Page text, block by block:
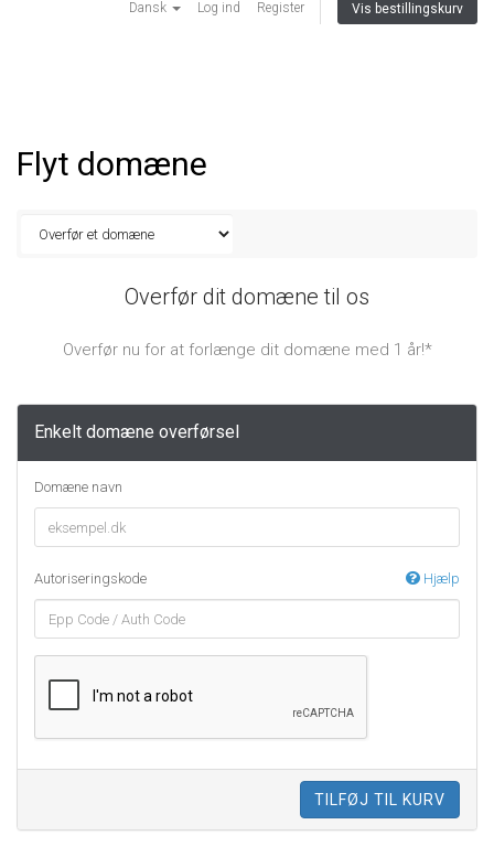
Dansk Log ind Register Vis bestillingskurv
Flyt domæne
Overfør dit domæne til os
Overfør nu for at forlænge dit domæne med 1 år!*
Enkelt domæne overførsel
Domæne navn
Autoriseringskode Hjælp
TILFØJ TIL KURV